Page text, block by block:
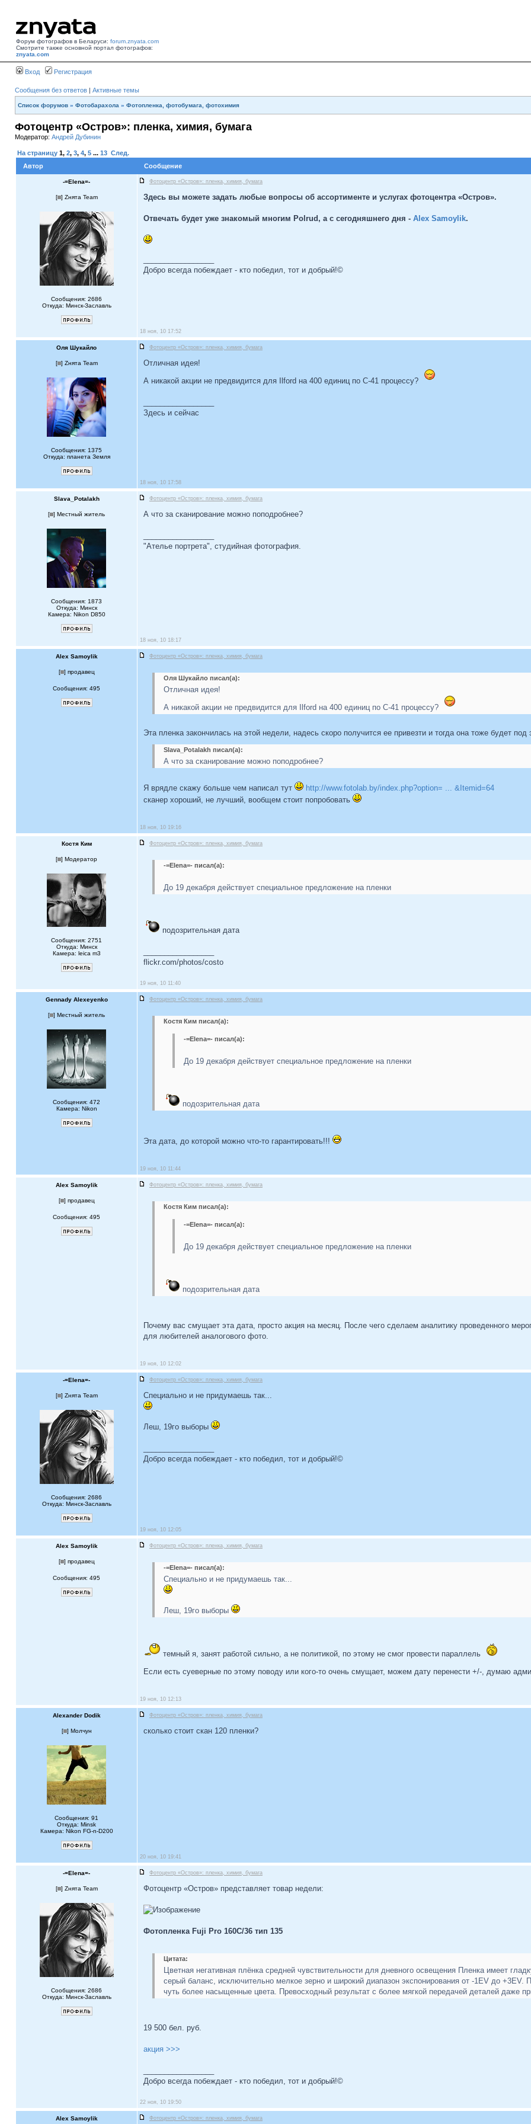
Форум фотографов в Беларуси: forum.znyata.com
Смотрите также основной портал фотографов:
znyata.com
Вход Регистрация
Сообщения без ответов | Активные темы
Список форумов » Фотобарахола » Фотопленка, фотобумага, фотохимия
Фотоцентр «Остров»: пленка, химия, бумага
Модератор: Андрей Дубинин
На страницу 1, 2, 3, 4, 5 ... 13 След.
Автор
Сообщение
-=Elena=- Фотоцентр «Остров»: пленка, химия, бумага
[ ] Zнята Team
Сообщения: 2686
Откуда: Минск-Заславль
Здесь вы можете задать любые вопросы об ассортименте и услугах фотоцентра «Остров».
Отвечать будет уже знакомый многим Polrud, а с сегодняшнего дня - Alex Samoylik.
Добро всегда побеждает - кто победил, тот и добрый!©
18 ноя, 10 17:52
Оля Шукайло Фотоцентр «Остров»: пленка, химия, бумага
[ ] Zнята Team
Сообщения: 1375
Откуда: планета Земля
Отличная идея!
А никакой акции не предвидится для Ilford на 400 единиц по С-41 процессу?
Здесь и сейчас
18 ноя, 10 17:58
Slava_Potalakh Фотоцентр «Остров»: пленка, химия, бумага
[ ] Местный житель
Сообщения: 1873
Откуда: Минск
Камера: Nikon D850
А что за сканирование можно поподробнее?
"Ателье портрета", студийная фотография.
18 ноя, 10 18:17
Alex Samoylik Фотоцентр «Остров»: пленка, химия, бумага
[ ] продавец
Сообщения: 495
Оля Шукайло писал(а):
Отличная идея!
А никакой акции не предвидится для Ilford на 400 единиц по С-41 процессу?
Эта пленка закончилась на этой недели, надесь скоро получится ее привезти и тогда она тоже будет под
Slava_Potalakh писал(а):
А что за сканирование можно поподробнее?
Я врядле скажу больше чем написал тут
http://www.fotolab.by/index.php?option= ... &Itemid=64
сканер хороший, не лучший, вообщем стоит попробовать
18 ноя, 10 19:16
Костя Ким Фотоцентр «Остров»: пленка, химия, бумага
[ ] Модератор
Сообщения: 2751
Откуда: Минск
Камера: leica m3
-=Elena=- писал(а):
До 19 декабря действует специальное предложение на пленки
подозрительная дата
flickr.com/photos/costo
19 ноя, 10 11:40
Gennady Alexeyenko Фотоцентр «Остров»: пленка, химия, бумага
[ ] Местный житель
Сообщения: 472
Камера: Nikon
Костя Ким писал(а):
-=Elena=- писал(а):
До 19 декабря действует специальное предложение на пленки
подозрительная дата
Эта дата, до которой можно что-то гарантировать!!!
19 ноя, 10 11:44
Alex Samoylik Фотоцентр «Остров»: пленка, химия, бумага
[ ] продавец
Сообщения: 495
Костя Ким писал(а):
-=Elena=- писал(а):
До 19 декабря действует специальное предложение на пленки
подозрительная дата
Почему вас смущает эта дата, просто акция на месяц. После чего сделаем аналитику проведенного
для любителей аналогового фото.
19 ноя, 10 12:02
-=Elena=- Фотоцентр «Остров»: пленка, химия, бумага
[ ] Zнята Team
Сообщения: 2686
Откуда: Минск-Заславль
Специально и не придумаешь так...
Леш, 19го выборы
Добро всегда побеждает - кто победил, тот и добрый!©
19 ноя, 10 12:05
Alex Samoylik Фотоцентр «Остров»: пленка, химия, бумага
[ ] продавец
Сообщения: 495
-=Elena=- писал(а):
Специально и не придумаешь так...
Леш, 19го выборы
темный я, занят работой сильно, а не политикой, по этому не смог провести параллель
Если есть суеверные по этому поводу или кого-то очень смущает, можем дату перенести +/-, думаю
19 ноя, 10 12:13
Alexander Dodik Фотоцентр «Остров»: пленка, химия, бумага
[ ] Молчун
Сообщения: 91
Откуда: Minsk
Камера: Nikon FG-n-D200
сколько стоит скан 120 пленки?
20 ноя, 10 19:41
-=Elena=- Фотоцентр «Остров»: пленка, химия, бумага
[ ] Zнята Team
Сообщения: 2686
Откуда: Минск-Заславль
Фотоцентр «Остров» представляет товар недели:
Фотопленка Fuji Pro 160C/36 тип 135
Цитата:
Цветная негативная плёнка средней чувствительности для дневного освещения Пленка имеет
серый баланс, исключительно мелкое зерно и широкий диапазон экспонирования от -1EV до +3EV.
чуть более насыщенные цвета. Превосходный результат с более мягкой передачей деталей даже
19 500 бел. руб.
акция >>>
Добро всегда побеждает - кто победил, тот и добрый!©
22 ноя, 10 19:50
Alex Samoylik Фотоцентр «Остров»: пленка, химия, бумага